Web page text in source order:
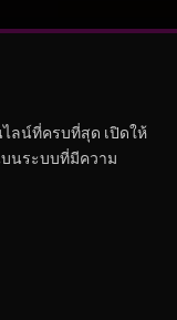
ไลน์ที่ครบที่สุด เปิดให้
นระบบที่มีความ